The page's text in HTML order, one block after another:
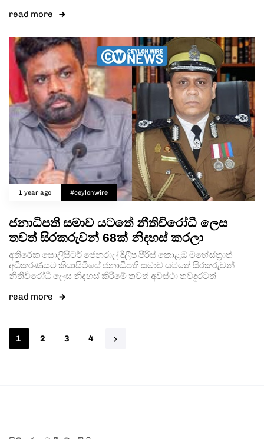
read more
1 year ago #ceylonwire
ජනාධිපති සමාව යටතේ නීතිවිරෝධී ලෙස
තවත් සිරකරුවන් 68ක් නිදහස් කරලා
අතිරේක සොලිසිටර් ජෙනරාල් දිලීප පීරිස් කොළඹ මහේස්ත්‍රාත්
අධිකරණයට කියාසිටියේ ජනාධිපති සමාව යටතේ සිරකරුවන්
නීතිවිරෝධී ලෙස නිදහස් කිරීමේ තවත් අවස්ථා තවදුරටත්
read more
1 2 3 4